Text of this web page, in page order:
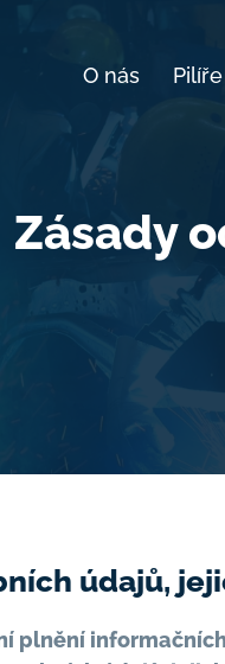
O nás Pilíře
Zásady
údajů,
plnění